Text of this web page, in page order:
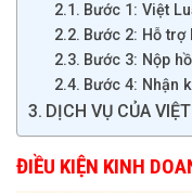
Bước 1: Việt
Bước 2: Hỗ
Bước 3: Nộp
Bước 4: Nhận
DỊCH VỤ CỦA
ĐIỀU KIỆN KINH